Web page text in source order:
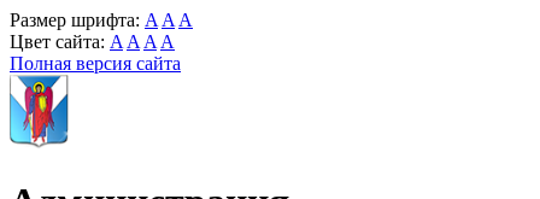
Размер шрифта: A A A
Цвет сайта: A A A A
Полная версия сайта